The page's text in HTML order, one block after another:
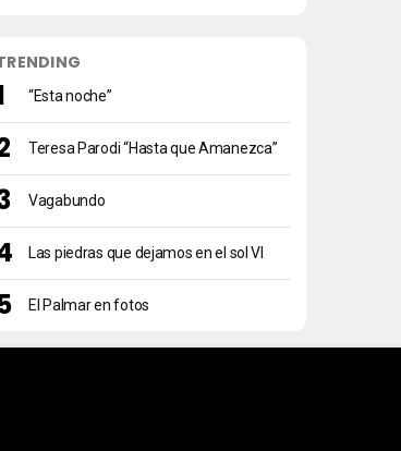
“Esta noche”
Teresa Parodi “Hasta que Amanezca”
Vagabundo
Las piedras que dejamos en el sol VI
El Palmar en fotos